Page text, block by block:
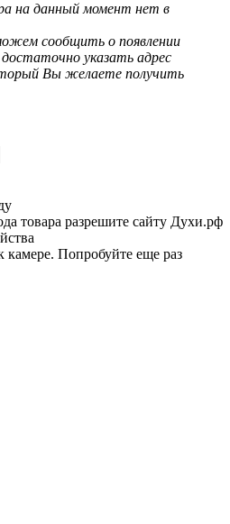
на данный момент нет в
сообщить о появлении
указать адрес
Вы желаете получить
товара разрешите сайту Духи.рф
Попробуйте еще раз